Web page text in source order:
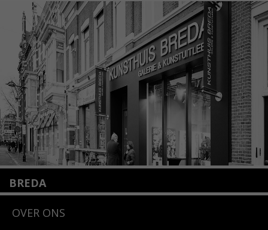
Amstelveenseweg 135
1075 VX Amsterdam
+31 (0)20 2332546
info@kunsthuisamsterdam.nl
Lees meer
BREDA
4818 SB Breda
OVER ONS